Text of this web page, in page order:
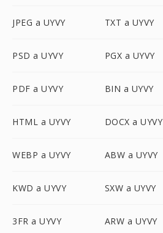
JPEG a UYVY TXT a UYVY
PSD a UYVY PGX a UYVY
PDF a UYVY BIN a UYVY
HTML a UYVY DOCX a UYVY
WEBP a UYVY ABW a UYVY
KWD a UYVY SXW a UYVY
3FR a UYVY ARW a UYVY